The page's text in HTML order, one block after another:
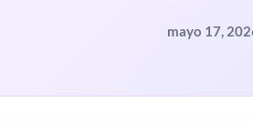
mayo 17,